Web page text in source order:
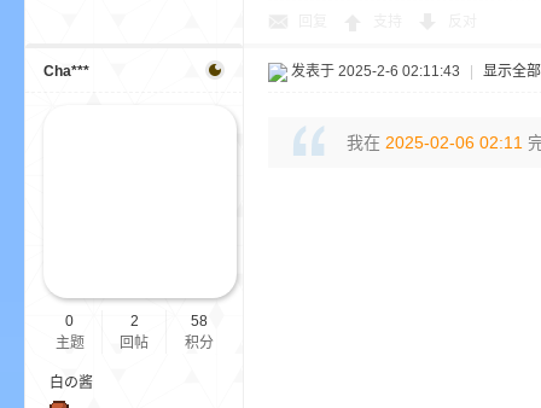
Cha***
0
主题
2
回帖
58
积分
白の酱
发表于 2025-2-6 02:11:43 显示全
我在 2025-02-06 02:11